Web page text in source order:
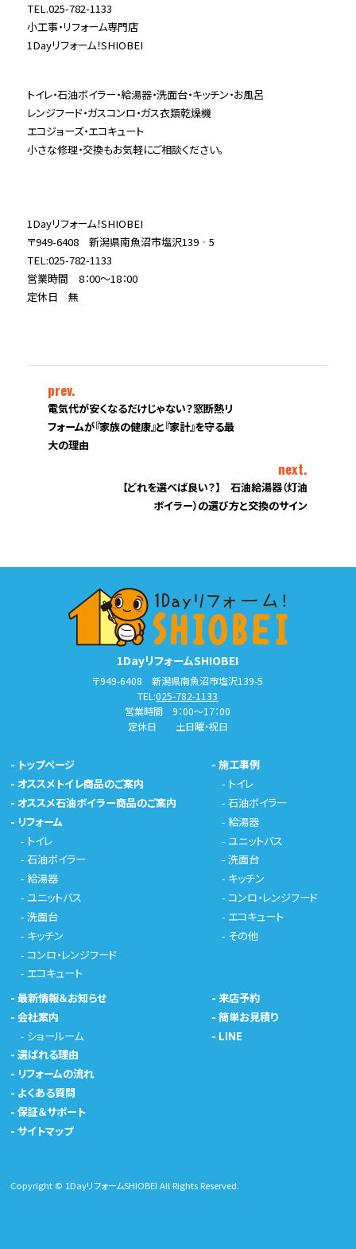
TEL.025-782-1133
小工事・リフォーム専門店
1Dayリフォーム！SHIOBEI
トイレ・石油ボイラー・給湯器・洗面台・キッチン・お風呂
レンジフード・ガスコンロ・ガス衣類乾燥機
エコジョーズ・エコキュート
小さな修理・交換もお気軽にご相談ください。
1Dayリフォーム！SHIOBEI
〒949-6408 新潟県南魚沼市塩沢139‐5
TEL:025-782-1133
営業時間 8：00～18：00
定休日 無
prev.
電気代が安くなるだけじゃない？窓断熱リ
フォームが『家族の健康』と『家計』を守る最
大の理由
next.
【どれを選べば良い？】 石油給湯器（灯油
ボイラー）の選び方と交換のサイン
1DayリフォームSHIOBEI
〒949-6408 新潟県南魚沼市塩沢139-5
TEL:025-782-1133
営業時間 9：00～17：00
定休日 土日曜・祝日
- トップページ
- オススメトイレ商品のご案内
- オススメ石油ボイラー商品のご案内
- リフォーム
- トイレ
-石油ボイラー
- 給湯器
- ユニットバス
-洗面台
- キッチン
- コンロ・レンジフード
- エコキュート
-施工事例
- トイレ
-石油ボイラー
- 給湯器
- ユニットバス
-洗面台
- キッチン
- コンロ・レンジフード
- エコキュート
- その他
-最新情報＆お知らせ
-会社案内
- ショールーム
-選ばれる理由
- リフォームの流れ
- よくある質問
-保証＆サポート
-サイトマップ
-来店予約
-簡単お見積り
- LINE
Copyright © 1DayリフォームSHIOBEI All Rights Reserved.